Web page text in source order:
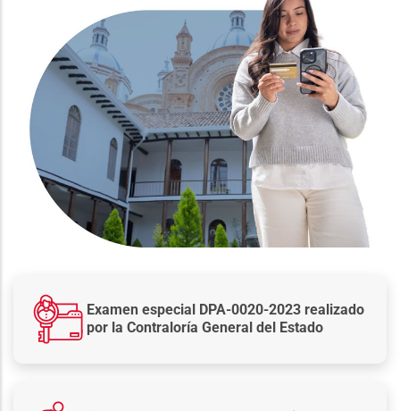
Examen especial DPA-0020-2023 realizado
por la Contraloría General del Estado